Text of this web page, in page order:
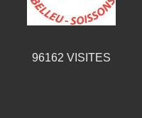
96162 VISITES